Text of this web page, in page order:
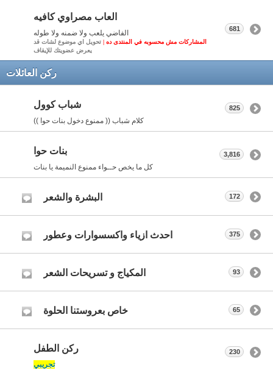
العاب مصراوي كافيه
الفاضي يلعب ولا ضمنه ولا طوله
المشاركات مش محسوبه في المنتدى ده | تحويل اي موضوع لشات قد
يعرض عضويتك للإيقاف
681
ركن العائلات
شباب كوول
كلام شباب (( ممنوع دخول بنات حوا ))
825
بنات حوا
كل ما يخص حــواء ممنوع النميمة يا بنات
3,816
البشرة والشعر 172
احدث ازياء واكسسوارات وعطور 375
المكياج و تسريحات الشعر 93
خاص بعروستنا الحلوة 65
ركن الطفل
تجريبي
230